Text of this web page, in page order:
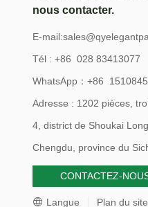
nous contacter.
E-mail:
Tél : +86 028 83413077
WhatsApp：+86
Adresse : 1202 pièces,
4, district de Shoukai
Chengdu, province du
CONTACTEZ-
Langue Plan du site